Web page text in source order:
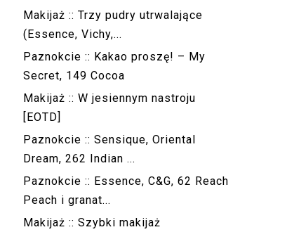
Makijaż :: Trzy pudry utrwalające
(Essence, Vichy,...
Paznokcie :: Kakao proszę! – My
Secret, 149 Cocoa
Makijaż :: W jesiennym nastroju
[EOTD]
Paznokcie :: Sensique, Oriental
Dream, 262 Indian ...
Paznokcie :: Essence, C&G, 62 Reach
Peach i granat...
Makijaż :: Szybki makijaż